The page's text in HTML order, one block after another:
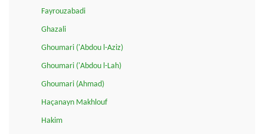
Fayrouzabadi
Ghazali
Ghoumari ('Abdou l-Aziz)
Ghoumari ('Abdou l-Lah)
Ghoumari (Ahmad)
Haçanayn Makhlouf
Hakim